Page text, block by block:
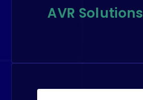
AVR Solutions